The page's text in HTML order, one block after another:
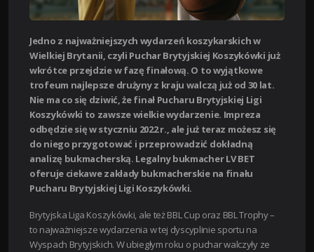
Jedno z najważniejszych wydarzeń koszykarskich w
Wielkiej Brytanii, czyli Puchar Brytyjskiej Koszykówki już
wkrótce przejdzie w fazę finałową. O to wyjątkowe
trofeum najlepsze drużyny z kraju walczą już od 30 lat.
Nie ma co się dziwić, że finał Pucharu Brytyjskiej Ligi
Koszykówki to zawsze wielkie wydarzenie. Impreza
odbędzie się w styczniu 2022 r., ale już teraz możesz się
do niego przygotować i przeprowadzić dokładną
analizę bukmacherską. Legalny bukmacher LV BET
oferuje ciekawe zakłady bukmacherskie na finału
Pucharu Brytyjskiej Ligi Koszykówki.
Brytyjska Liga Koszykówki, ale też BBL Cup oraz BBL Trophy –
to najważniejsze wydarzenia w tej dyscyplinie sportu na
Wyspach Brytyjskich. W ubiegłym roku o puchar walczyły ze